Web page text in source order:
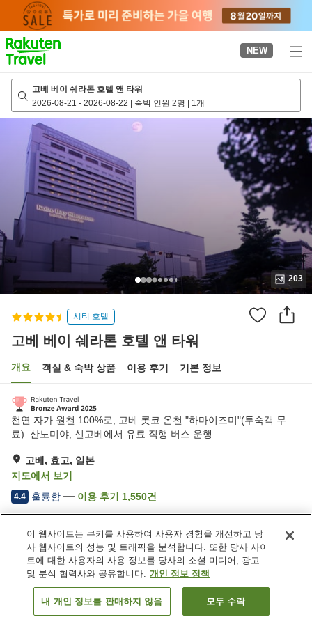
page
NEW
고베 베이 쉐라톤 호텔 앤 타워
2026-08-21 - 2026-08-22 | 숙박 인원 2명 | 1개
203
시티 호텔
고베 베이 쉐라톤 호텔 앤 타워
개요 객실 & 숙박 상품 이용 후기 기본 정보
천연 자가 원천 100%로, 고베 롯코 온천 "하마이즈미"(투숙객 무
료). 산노미야, 신고베에서 유료 직행 버스 운행.
고베, 효고, 일본
지도에서 보기
4.4 훌륭함 이용 후기 1,550건
숙소 편의 시설/서비스
Wi-Fi
주차장
사우나
스파 / 미용실
일본 효고 고베 고베 베이 쉐라톤 호텔 앤 타워
객실 보기
이 웹사이트는 쿠키를 사용하여 사용자 경험을 개선하고 당
사 웹사이트의 성능 및 트래픽을 분석합니다. 또한 당사 사이
트에 대한 사용자의 사용 정보를 당사의 소셜 미디어, 광고
및 분석 협력사와 공유합니다. 개인 정보 정책
내 개인 정보를 판매하지 않음 모두 수락